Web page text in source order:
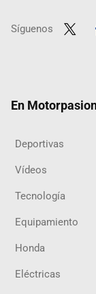
Síguenos
En
Deportivas
Vídeos
Tecnología
Equipamiento
Honda
Eléctricas